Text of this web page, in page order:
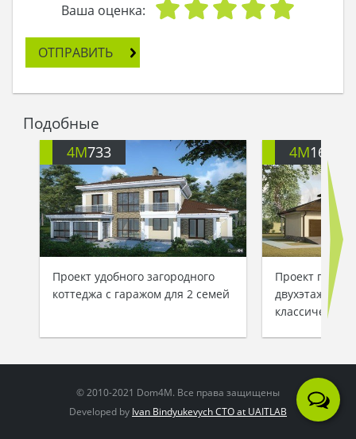
Ваша оценка:
ОТПРАВИТЬ
Подобные
4M733
Проект удобного загородного
коттеджа с гаражом для 2 семей
4M1638
Проект
двухэтажного
классическом
© 2010-2021 Dom4M. Все права защищены
Developed by Ivan Bindyukevych CTO at UAITLAB